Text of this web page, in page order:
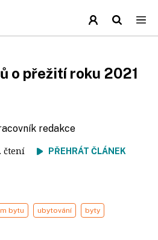
o přežití roku 2021
redakce
čtení PŘEHRÁT ČLÁNEK
bytu ubytování byty